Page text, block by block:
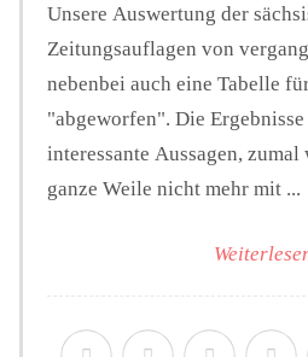
Unsere Auswertung der
Zeitungsauflagen von
nebenbei auch eine Tabelle
"abgeworfen". Die
interessante Aussagen,
ganze Weile nicht mehr mit ...